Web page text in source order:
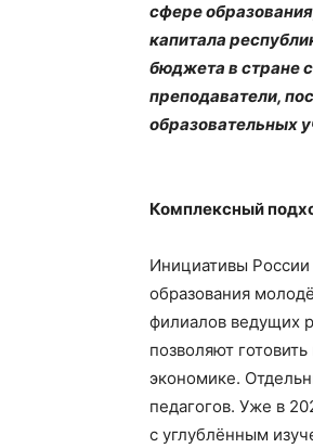
сфере
капитала
бюджета в стране
преподаватели,
образовательных
Комплексный
Инициативы
образования
филиалов ведущих
позволяют
экономике.
педагогов. Уже в
с углублённым